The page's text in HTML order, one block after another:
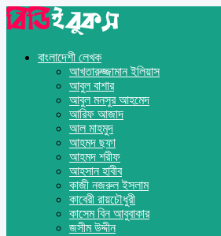
বাংলাদেশী লেখক
আখতারুজ্জামান ইলিয়াস
আবুল বাশার
আবুল মনসুর আহমেদ
আরিফ আজাদ
আল মাহমুদ
আহমদ ছফা
আহমদ শরীফ
আহসান হাবীব
কাজী নজরুল ইসলাম
কাবেরী রায়চৌধুরী
কাসেম বিন আবুবাকার
জসীম উদ্দীন